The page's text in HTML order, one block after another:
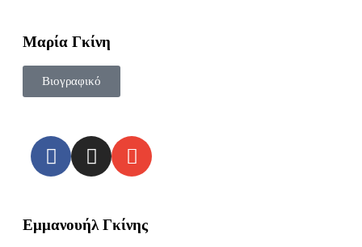
Μαρία Γκίνη
Βιογραφικό
Εμμανουήλ Γκίνης